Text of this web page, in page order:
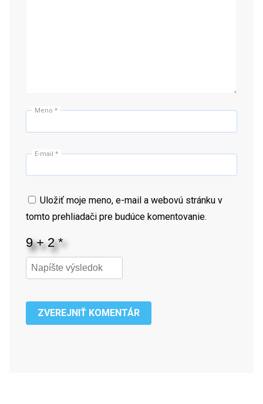
Meno *
E-mail *
Uložiť moje meno, e-mail a webovú stránku v
tomto prehliadači pre budúce komentovanie.
ZVEREJNIŤ KOMENTÁR